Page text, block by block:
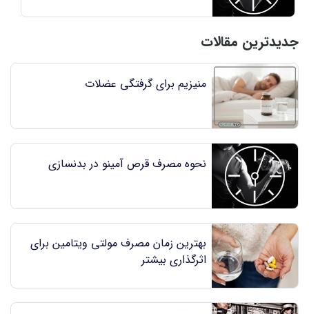
جدیدترین مقالات
منیزیم برای گرفتگی عضلات
نحوه مصرف قرص آمینو در بدنسازی
بهترین زمان مصرف مولتی ویتامین برای
اثرگذاری بیشتر